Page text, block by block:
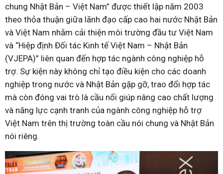
chung Nhật Bản – Việt Nam” được thiết lập năm 2003
theo thỏa thuận giữa lãnh đạo cấp cao hai nước Nhật Bản
và Việt Nam nhằm cải thiện môi trường đầu tư Việt Nam
và “Hiệp định Đối tác Kinh tế Việt Nam – Nhật Bản
(VJEPA)” liên quan đến hợp tác ngành công nghiệp hỗ
trợ. Sự kiện này không chỉ tạo điều kiện cho các doanh
nghiệp trong nước và Nhật Bản gặp gỡ, trao đổi hợp tác
mà còn đóng vai trò là cầu nối giúp nâng cao chất lượng
và năng lực cạnh tranh của ngành công nghiệp hỗ trợ
Việt Nam trên thị trường toàn cầu nói chung và Nhật Bản
nói riêng.